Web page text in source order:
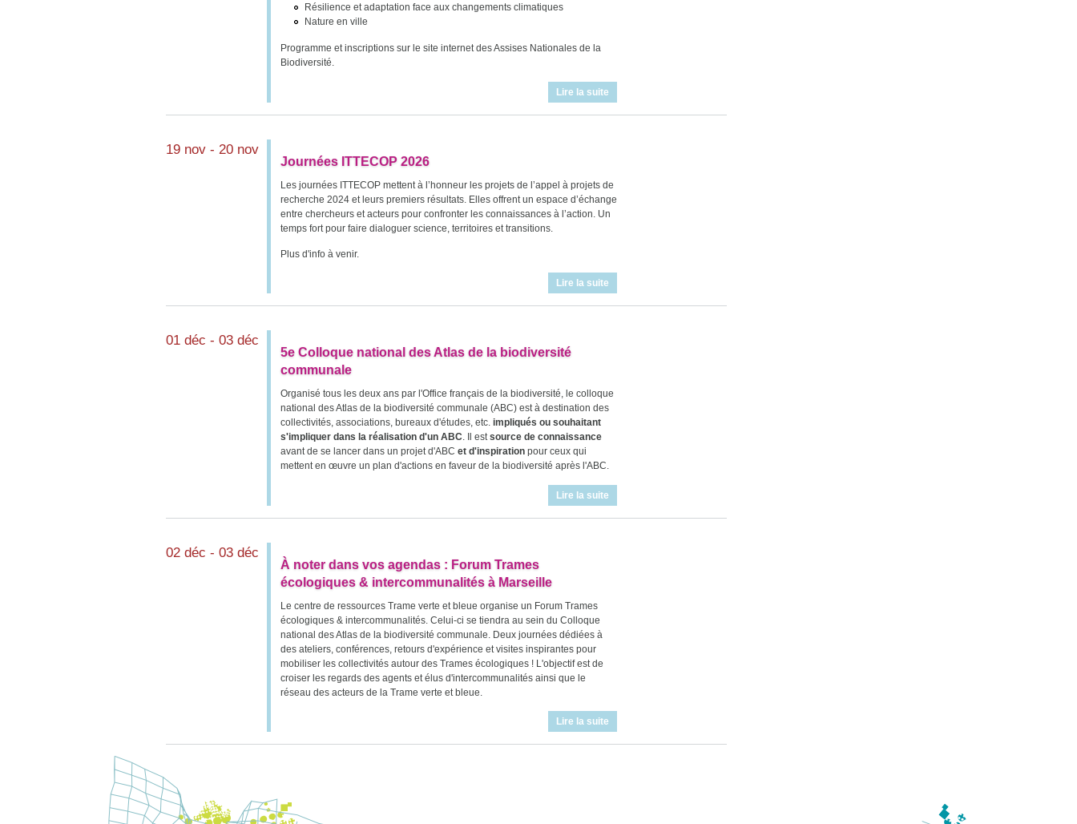
Résilience et adaptation face aux changements climatiques
Nature en ville
Programme et inscriptions sur le site internet des Assises Nationales de la
Biodiversité.
Lire la suite
19 nov - 20 nov
Journées ITTECOP 2026
Les journées ITTECOP mettent à l’honneur les projets de l’appel à projets de
recherche 2024 et leurs premiers résultats. Elles offrent un espace d’échange
entre chercheurs et acteurs pour confronter les connaissances à l’action. Un
temps fort pour faire dialoguer science, territoires et transitions.
Plus d'info à venir.
Lire la suite
01 déc - 03 déc
5e Colloque national des Atlas de la biodiversité
communale
Organisé tous les deux ans par l'Office français de la biodiversité, le colloque
national des Atlas de la biodiversité communale (ABC) est à destination des
collectivités, associations, bureaux d'études, etc. impliqués ou souhaitant
s'impliquer dans la réalisation d'un ABC. Il estsource de connaissance
avant de se lancer dans un projet d'ABC et d'inspiration pour ceux qui
mettent en œuvre un plan d'actions en faveur de la biodiversité après l'ABC.
Lire la suite
02 déc - 03 déc
À noter dans vos agendas : Forum Trames
écologiques & intercommunalités à Marseille
Le centre de ressources Trame verte et bleue organise un Forum Trames
écologiques & intercommunalités. Celui-ci se tiendra au sein du Colloque
national des Atlas de la biodiversité communale. Deux journées dédiées à
des ateliers, conférences, retours d'expérience et visites inspirantes pour
mobiliser les collectivités autour des Trames écologiques ! L'objectif est de
croiser les regards des agents et élus d'intercommunalités ainsi que le
réseau des acteurs de la Trame verte et bleue.
Lire la suite